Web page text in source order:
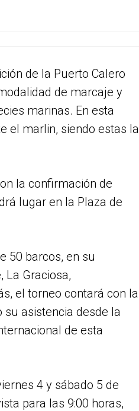
de la Puerto Calero
de marcaje y
marinas. En esta
el marlin, siendo estas la
la confirmación de
lugar en la Plaza de
50 barcos, en su
La Graciosa,
el torneo contará con la
asistencia desde la
de esta
4 y sábado 5 de
para las 9:00 horas,